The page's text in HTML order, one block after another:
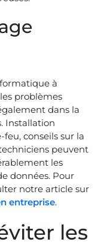
à
problèmes
dans la
Installation
conseils sur la
peuvent
les
données. Pour
notre article sur
entreprise.
les